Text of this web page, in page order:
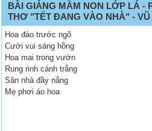
BÀI GIẢNG MẦM NON LỚP LÁ -
THƠ "TẾT ĐANG VÀO NHÀ" - VŨ
Hoa đào trước ngõ
Cười vui sáng hồng
Hoa mai trong vườn
Rung rinh cánh trắng
Sân nhà đầy nắng
Mẹ phơi áo hoa